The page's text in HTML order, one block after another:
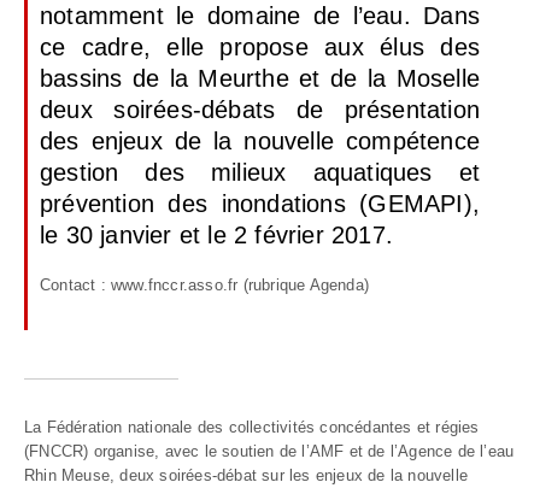
notamment le domaine de l’eau. Dans
ce cadre, elle propose aux élus des
bassins de la Meurthe et de la Moselle
deux soirées-débats de présentation
des enjeux de la nouvelle compétence
gestion des milieux aquatiques et
prévention des inondations (GEMAPI),
le 30 janvier et le 2 février 2017.
Contact :www.fnccr.asso.fr (rubrique Agenda)
La Fédération nationale des collectivités concédantes et régies
(FNCCR) organise, avec le soutien de l’AMF et de l’Agence de l’eau
Rhin Meuse, deux soirées-débat sur les enjeux de la nouvelle